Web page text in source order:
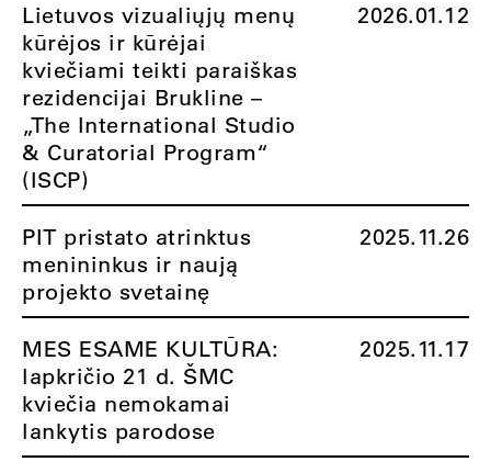
Lietuvos vizualiųjų menų
kūrėjos ir kūrėjai
kviečiami teikti paraiškas
rezidencijai Brukline –
„The International Studio
& Curatorial Program“
(ISCP)
2026.01.12
PIT pristato atrinktus
menininkus ir naują
projekto svetainę
2025.11.26
MES ESAME KULTŪRA:
lapkričio 21 d. ŠMC
kviečia nemokamai
lankytis parodose
2025.11.17